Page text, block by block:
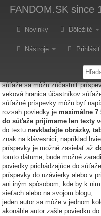
FANDOM.SK since
Novinky Dôležité
Nástroje
pero:
denníka Fandom SK
súťaže sa môžu zúčastniť
veková hranica účastníkov
súťažné príspevky môžu byť
rozsah poviedky je maximálne 7
do súťaže prijímame len texty
do textu nevkladajte obrázky,
znak na klávesnici, napríklad
príspevky je možné zasielať až
tomto dátume, bude možné
poviedky prichádzajúce do
príspevky do uzávierky alebo v
ani iným spôsobom, kde by k
sieťach alebo na svojom blogu,
jeden autor sa môže v jednom
akonáhle autor zašle poviedku